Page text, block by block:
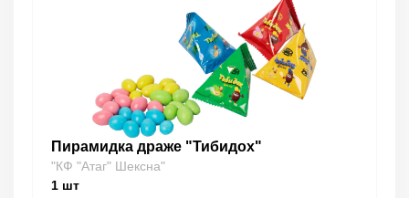
Пирамидка драже "Тибидох"
"КФ "Атаг" Шексна"
1 шт